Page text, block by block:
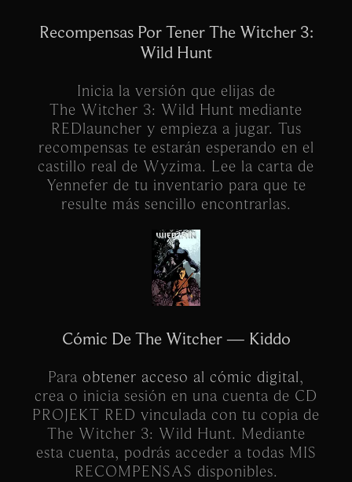
Recompensas Por Tener The Witcher 3:
Wild Hunt
Inicia la versión que elijas de
The Witcher 3: Wild Hunt mediante
REDlauncher y empieza a jugar. Tus
recompensas te estarán esperando en el
castillo real de Wyzima. Lee la carta de
Yennefer de tu inventario para que te
resulte más sencillo encontrarlas.
Cómic De The Witcher — Kiddo
Para obtener acceso al cómic digital,
crea o inicia sesión en una cuenta de CD
PROJEKT RED vinculada con tu copia de
The Witcher 3: Wild Hunt. Mediante
esta cuenta, podrás acceder a todas MIS
RECOMPENSAS disponibles.